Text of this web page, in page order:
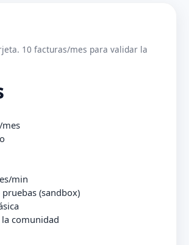
10 facturas/mes para validar la
mes
min
(sandbox)
comunidad